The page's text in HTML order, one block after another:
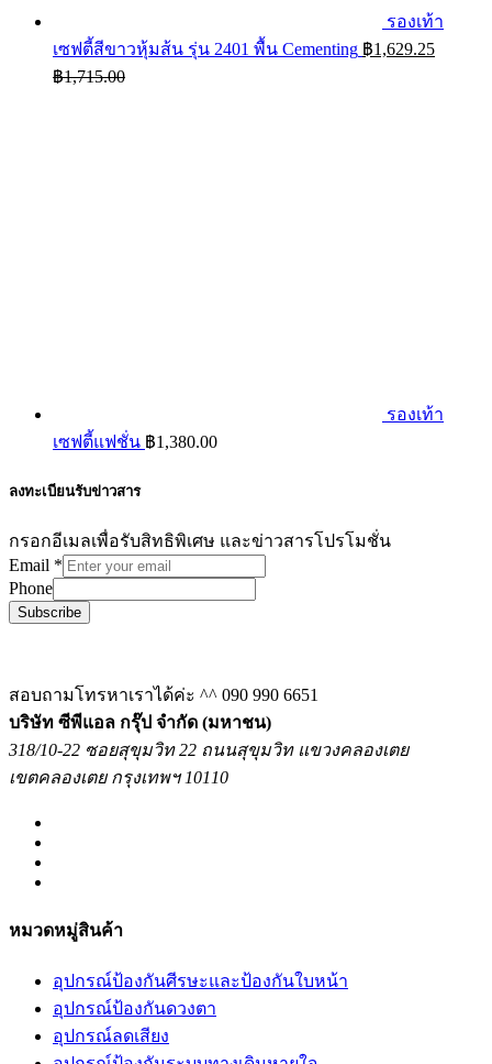
รองเท้า
เซฟตี้สีขาวหุ้มส้น รุ่น 2401 พื้น Cementing ฿1,629.25
฿1,715.00
รองเท้า
เซฟตี้แฟชั่น ฿1,380.00
ลงทะเบียนรับข่าวสาร
กรอกอีเมลเพื่อรับสิทธิพิเศษ และข่าวสารโปรโมชั่น
Email *
Phone
Subscribe
สอบถามโทรหาเราได้ค่ะ ^^ 090 990 6651
บริษัท ซีพีแอล กรุ๊ป จำกัด (มหาชน)
318/10-22 ซอยสุขุมวิท 22 ถนนสุขุมวิท แขวงคลองเตย
เขตคลองเตย กรุงเทพฯ 10110
หมวดหมู่สินค้า
อุปกรณ์ป้องกันศีรษะและป้องกันใบหน้า
อุปกรณ์ป้องกันดวงตา
อุปกรณ์ลดเสียง